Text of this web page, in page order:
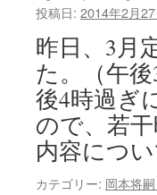
へ
キ
プ
投稿日: 2014年2月27
昨日、3月
た。（午
後4時過ぎ
ので、若
内容につ
カテゴリー: 岡本将